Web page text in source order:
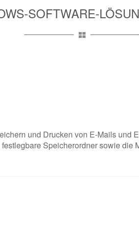
SOFTWARE-
und Drucken von E-Mails und
Speicherordner sowie die